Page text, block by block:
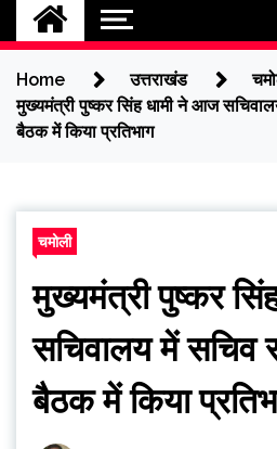
Home उत्तराखंड
मुख्यमंत्री पुष्कर सिंह धामी ने आज
बैठक में किया प्रतिभाग
चमोली
मुख्यमंत्री पुष्कर
सचिवालय में सचिव
बैठक में किया